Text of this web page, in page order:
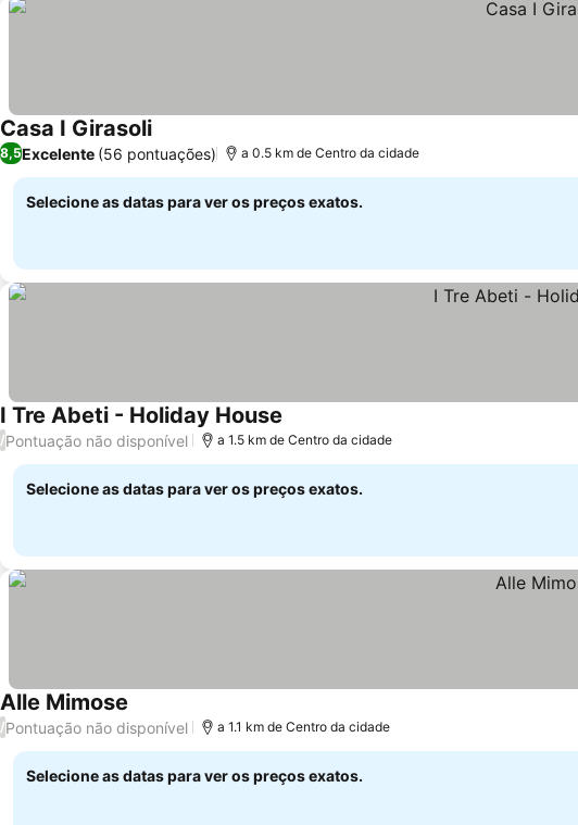
Casa I Girasoli
8,5Excelente (56 pontuações) a 0.5 km de Centro da cidade
Selecione as datas para ver os preços exatos.
I Tre Abeti - Holiday House
/Pontuação não disponível a 1.5 km de Centro da cidade
Selecione as datas para ver os preços exatos.
Alle Mimose
/Pontuação não disponível a 1.1 km de Centro da cidade
Selecione as datas para ver os preços exatos.